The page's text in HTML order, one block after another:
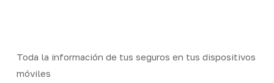
contentToda la información de tus seguros en tus dispositivos
móviles
Menu